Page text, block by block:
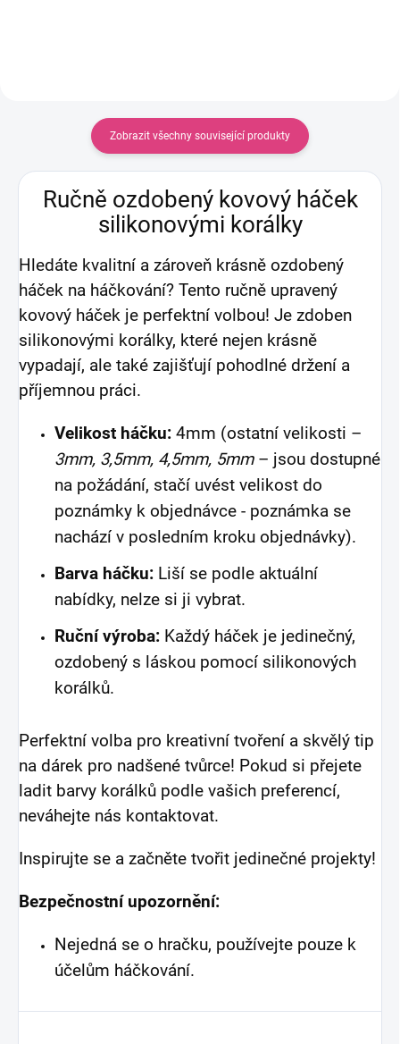
Zobrazit všechny související produkty
Ručně ozdobený kovový háček
silikonovými korálky
Hledáte kvalitní a zároveň krásně ozdobený
háček na háčkování? Tento ručně upravený
kovový háček je perfektní volbou! Je zdoben
silikonovými korálky, které nejen krásně
vypadají, ale také zajišťují pohodlné držení a
příjemnou práci.
Velikost háčku: 4mm (ostatní velikosti –
3mm, 3,5mm, 4,5mm, 5mm– jsou dostupné
na požádání, stačí uvést velikost do
poznámky k objednávce - poznámka se
nachází v posledním kroku objednávky).
Barva háčku: Liší se podle aktuální
nabídky, nelze si ji vybrat.
Ruční výroba: Každý háček je jedinečný,
ozdobený s láskou pomocí silikonových
korálků.
Perfektní volba pro kreativní tvoření a skvělý tip
na dárek pro nadšené tvůrce! Pokud si přejete
ladit barvy korálků podle vašich preferencí,
neváhejte nás kontaktovat.
Inspirujte se a začněte tvořit jedinečné projekty!
Bezpečnostní upozornění:
Nejedná se o hračku, používejte pouze k
účelům háčkování.